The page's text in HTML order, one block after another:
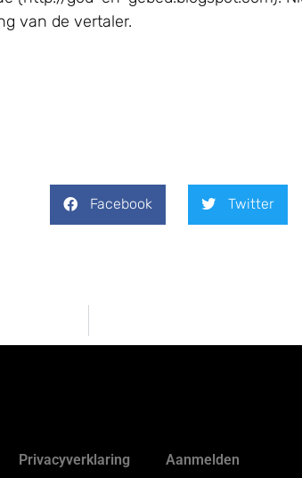
van de vertaler.
Facebook Twitter
Privacyverklaring Aanmelden